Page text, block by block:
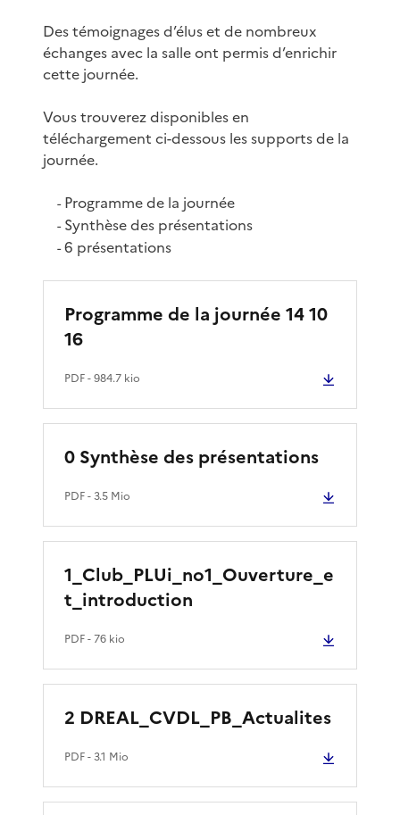
Des témoignages d’élus et de nombreux
échanges avec la salle ont permis d’enrichir
cette journée.
Vous trouverez disponibles en
téléchargement ci-dessous les supports de la
journée.
-Programme de la journée
-Synthèse des présentations
-6 présentations
Programme de la journée 14 10
16
PDF- 984.7 kio
0 Synthèse des présentations
PDF- 3.5 Mio
1_Club_PLUi_no1_Ouverture_e
t_introduction
PDF- 76 kio
2 DREAL_CVDL_PB_Actualites
PDF- 3.1 Mio